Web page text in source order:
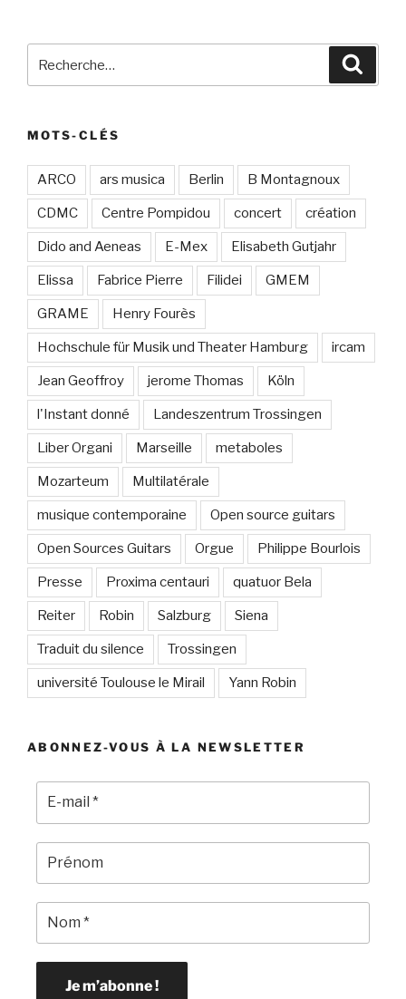
pour
MOTS-CLÉS
ARCO ars musica Berlin B Montagnoux
CDMC Centre Pompidou concert création
Dido and Aeneas E-Mex Elisabeth Gutjahr
Elissa Fabrice Pierre Filidei GMEM
GRAME Henry Fourès
Hochschule für Musik und Theater Hamburg ircam
Jean Geoffroy jerome Thomas Köln
l'Instant donné Landeszentrum Trossingen
Liber Organi Marseille metaboles
Mozarteum Multilatérale
musique contemporaine Open source guitars
Open Sources Guitars Orgue Philippe Bourlois
Presse Proxima centauri quatuor Bela
Reiter Robin Salzburg Siena
Traduit du silence Trossingen
université Toulouse le Mirail Yann Robin
ABONNEZ-VOUS À LA NEWSLETTER